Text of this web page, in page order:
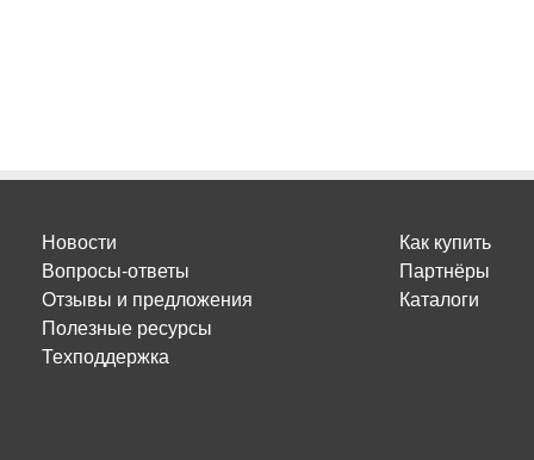
Новости
Вопросы-ответы
Отзывы и предложения
Полезные ресурсы
Техподдержка
Как купить
Партнёры
Каталоги